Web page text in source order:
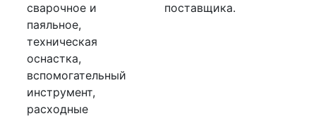
сварочное и
паяльное,
техническая
оснастка,
вспомогательный
инструмент,
расходные
поставщика.